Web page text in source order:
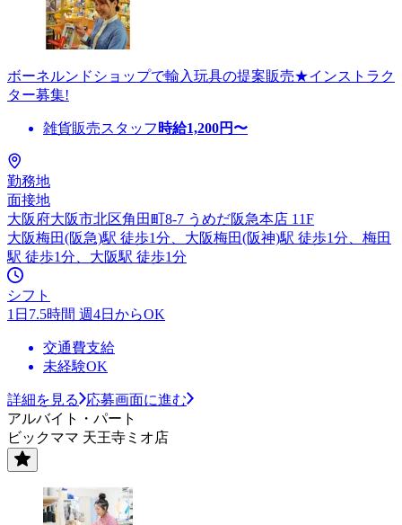
ボーネルンドショップで輸入玩具の提案販売★インストラク
ター募集!
雑貨販売スタッフ 時給1,200円〜
勤務地
面接地
大阪府大阪市北区角田町8-7 うめだ阪急本店 11F
大阪梅田(阪急)駅 徒歩1分、大阪梅田(阪神)駅 徒歩1分、梅田
駅 徒歩1分、大阪駅 徒歩1分
シフト
1日7.5時間 週4日からOK
交通費支給
未経験OK
詳細を見る
応募画面に進む
アルバイト・パート
ビックママ 天王寺ミオ店